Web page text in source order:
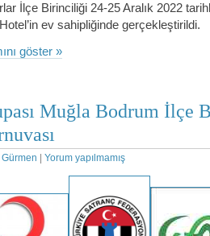
İlçe Birinciliği 24-25 Aralık 2022
Hotel’in ev sahipliğinde gerçekleştirildi.
göster »
Muğla Bodrum İlçe
Yorum yapılmamış